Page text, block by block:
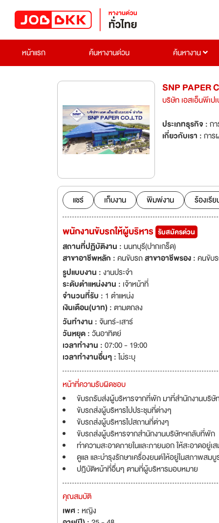
หน้าแรก
ค้นหางานด่วน ค้นหางาน
SNP PAPER
บริษัท เอสเอ็นพีเป
ประเภทธุรกิจ :ก
เกี่ยวกับเรา :การ
แชร์ เก็บงาน พิมพ์งาน ร้องเรี
พนักงานขับรถให้ผู้บริหาร รับสมัครด่วน
สถานที่ปฏิบัติงาน : นนทบุรี(ปากเกร็ด)
สาขาอาชีพหลัก :คนขับรถสาขาอาชีพรอง :คนขับ
รูปแบบงาน :งานประจำ
ระดับตำแหน่งงาน : เจ้าหน้าที่
จำนวนที่รับ : 1 ตำแหน่ง
เงินเดือน(บาท) :ตามตกลง
วันทำงาน : จันทร์-เสาร์
วันหยุด :วันอาทิตย์
เวลาทำงาน :07:00 - 19:00
เวลาทำงานอื่นๆ :ไม่ระบุ
หน้าที่ความรับผิดชอบ
ขับรถรับส่งผู้บริหารจากที่พัก มาที่สำนักงานบริษั
ขับรถส่งผู้บริหารไปประชุมที่ต่างๆ
ขับรถส่งผู้บริหารไปสถานที่ต่างๆ
ขับรถส่งผู้บริหารจากสำนักงานบริษัทฯกลับที่พัก
ทำความสะอาดภายในและภายนอก ให้สะอาดอยู่เ
ดูแล และบำรุงรักษาเครื่องยนต์ให้อยู่ในสภาพส
ปฎิบัติหน้าที่อื่นๆ ตามที่ผู้บริหารมอบหมาย
คุณสมบัติ
เพศ :หญิง